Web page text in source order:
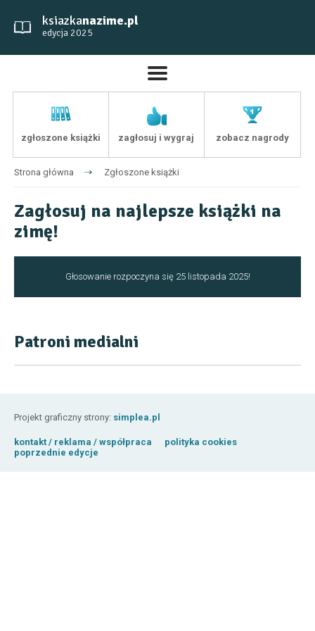
ksiazkanazime.pl
edycja 2025
zgłoszone książki zagłosuj i wygraj zobacz nagrody
Strona główna Zgłoszone książki
Zagłosuj na najlepsze książki na
zimę!
Głosowanie rozpoczyna się 25 listopada 2025!
Patroni medialni
Projekt graficzny strony: simplea.pl
kontakt / reklama / współpraca
polityka cookies
poprzednie edycje